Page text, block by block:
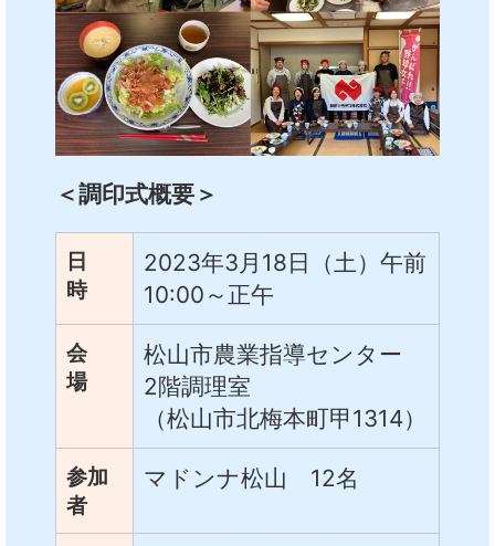
＜調印式概要＞
日
時
2023年3月18日（土）午前
10:00～正午
会
場
松山市農業指導センター
2階調理室
（松山市北梅本町甲1314）
参加
者
マドンナ松山 12名